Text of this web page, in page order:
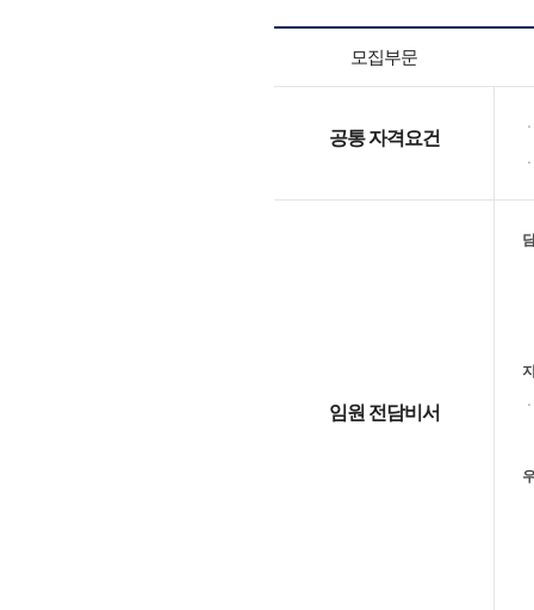
모집부문
공통 자격요건
임원 전담비서